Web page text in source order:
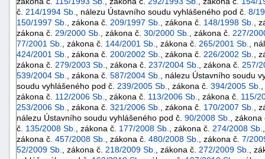
č. 214/1994 Sb. , nálezu Ústavního soudu vyhlášeného pod č. 8/
150/1997 Sb.
, zákona č. 209/1997 Sb. , zákona č. 148/1998 Sb.
,
zákona č. 29/2000 Sb. , zákona č. 30/2000 Sb. , zákona č. 227/
77/2001 Sb.
, zákona č. 144/2001 Sb. , zákona č. 265/2001 Sb.
,
424/2001 Sb.
, zákona č. 200/2002 Sb. , zákona č. 226/2002 Sb.
,
zákona č. 279/2003 Sb. , zákona č. 237/2004 Sb. , zákona č. 257/
539/2004 Sb.
, zákona č. 587/2004 Sb.
, nálezu Ústavního soudu
soudu vyhlášeného pod č. 239/2005 Sb. , zákona č. 394/2005 Sb.
zákona č. 112/2006 Sb. , zákona č. 113/2006 Sb. , zákona č. 115/
253/2006 Sb.
, zákona č. 321/2006 Sb. , zákona č. 170/2007 Sb.
,
nálezu Ústavního soudu vyhlášeného pod č. 90/2008 Sb.
,
č. 135/2008 Sb. , zákona č. 177/2008 Sb. , zákona č. 274/2008 Sb.
zákona č. 457/2008 Sb. , zákona č. 480/2008 Sb. , zákona č. 7/
52/2009 Sb.
, zákona č. 218/2009 Sb. , zákona č. 272/2009 Sb.
,